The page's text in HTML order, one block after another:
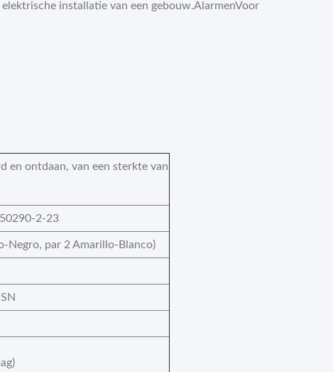
installatie van een gebouw.AlarmenVoor
en ontdaan, van een sterkte van
2-23
Negro, par 2 Amarillo-Blanco)